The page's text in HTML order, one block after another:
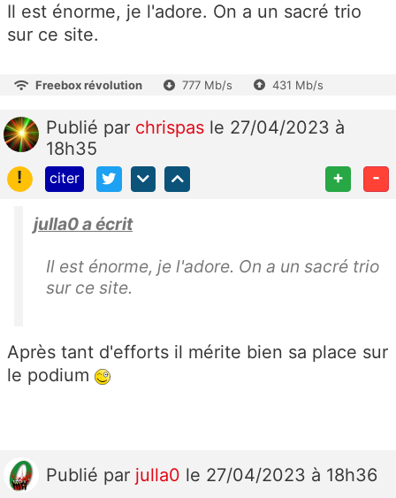
Il est énorme, je l'adore. On a un sacré trio
sur ce site.
Freebox révolution 777 Mb/s 431 Mb/s
Publié par chrispas le 27/04/2023 à
18h35
!
citer + -
julla0 a écrit
Il est énorme, je l'adore. On a un sacré trio
sur ce site.
Après tant d'efforts il mérite bien sa place sur
le podium
Publié par julla0 le 27/04/2023 à 18h36